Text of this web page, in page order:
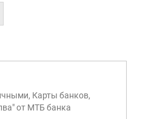
Карты банков,
от МТБ банка